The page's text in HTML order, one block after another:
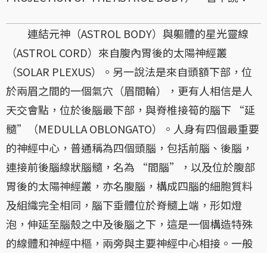
連結元神（ASTROL BODY）與軀體的星光靈線
（ASTROL CORD）來自腹內胃後的太陽神經叢
（SOLAR PLEXUS）。另一說法是來自頭額下部，位
於兩眉之間的一個氣穴（眉間輪），更有人相信是人
天交會點，位於後腦最下部，與脊椎接筍的腦下 “延
髓”（MEDULLA OBLONGATO）。人身有四個最重要
的神經中心，普通稱為四個頭腦，包括前腦、後腦，
連接前後腦線狀腦髓，名為 “間腦”，以及位於腹部
胃後的太陽神經叢，亦名腹腦，構成四腦的細胞質料
及組織完全相同，腦下垂體位於脊髓上端，形如燈
泡，伸延至腦殼之中及後腦之下，這是一個構造特殊
的線體和神經中樞，兩旁與主要神經中心相接。一般